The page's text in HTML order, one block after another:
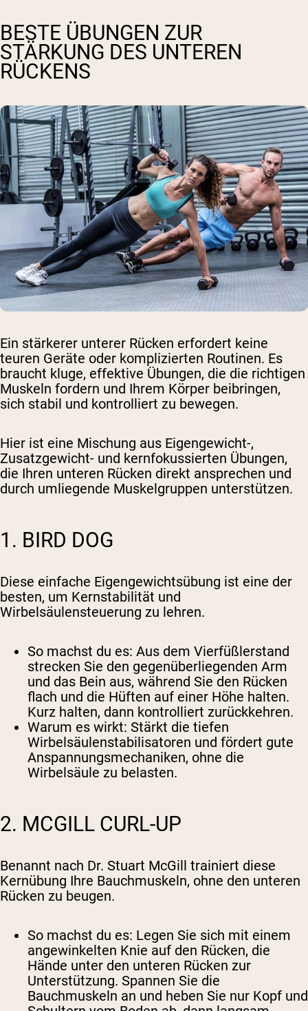
BESTE ÜBUNGEN ZUR
STÄRKUNG DES UNTEREN
RÜCKENS
Ein stärkerer unterer Rücken erfordert keine
teuren Geräte oder komplizierten Routinen. Es
braucht kluge, effektive Übungen, die die richtigen
Muskeln fordern und Ihrem Körper beibringen,
sich stabil und kontrolliert zu bewegen.
Hier ist eine Mischung aus Eigengewicht-,
Zusatzgewicht- und kernfokussierten Übungen,
die Ihren unteren Rücken direkt ansprechen und
durch umliegende Muskelgruppen unterstützen.
1. BIRD DOG
Diese einfache Eigengewichtsübung ist eine der
besten, um Kernstabilität und
Wirbelsäulensteuerung zu lehren.
So machst du es: Aus dem Vierfüßlerstand
strecken Sie den gegenüberliegenden Arm
und das Bein aus, während Sie den Rücken
flach und die Hüften auf einer Höhe halten.
Kurz halten, dann kontrolliert zurückkehren.
Warum es wirkt: Stärkt die tiefen
Wirbelsäulenstabilisatoren und fördert gute
Anspannungsmechaniken, ohne die
Wirbelsäule zu belasten.
2. MCGILL CURL-UP
Benannt nach Dr. Stuart McGill trainiert diese
Kernübung Ihre Bauchmuskeln, ohne den unteren
Rücken zu beugen.
So machst du es: Legen Sie sich mit einem
angewinkelten Knie auf den Rücken, die
Hände unter den unteren Rücken zur
Unterstützung. Spannen Sie die
Bauchmuskeln an und heben Sie nur Kopf und